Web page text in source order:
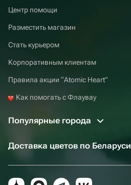
Центр помощи
Разместить магазин
Стать курьером
Корпоративным клиентам
Правила акции “Atomic Heart”
Как помогать с Флаувау
Популярные города
Доставка цветов по Беларуси